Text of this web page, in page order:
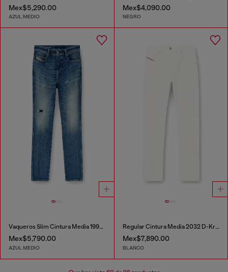
Mex$5,290.00
AZUL MEDIO
Mex$4,090.00
NEGRO
Vaqueros Slim Cintura Media 1993 D-Vyl
Mex$5,790.00
AZUL MEDIO
Regular Cintura Media 2032 D-Krooley-BW Joggjeans®
Mex$7,890.00
BLANCO